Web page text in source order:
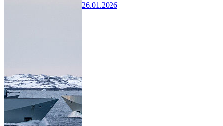
26.01.2026